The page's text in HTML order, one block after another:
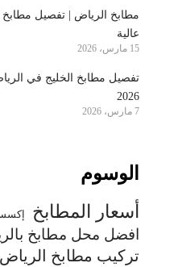
مطابخ الرياض | تفصيل مطابخ
عالية
15 مارس، 2026
تفصيل مطابخ الخليج في
2026
7 مارس، 2026
الوسوم
أسعار المطابخ
افضل محل مطابخ
تركيب مطابخ الرياض